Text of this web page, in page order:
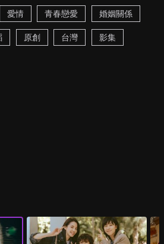
愛情 青春戀愛 婚姻關係
原創 台灣 影集
第1季 第1集
花香的那刻 第2季 第1集